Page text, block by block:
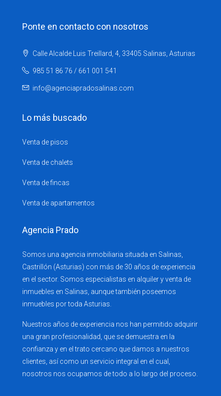
Ponte en contacto con nosotros
Calle Alcalde Luis Treillard, 4, 33405 Salinas, Asturias
985 51 86 76 / 661 001 541
info@agenciapradosalinas.com
Lo más buscado
Venta de pisos
Venta de chalets
Venta de fincas
Venta de apartamentos
Agencia Prado
Somos una agencia inmobiliaria situada en Salinas,
Castrillón (Asturias) con más de 30 años de experiencia
en el sector. Somos especialistas en alquiler y venta de
inmuebles en Salinas, aunque también poseemos
inmuebles por toda Asturias.
Nuestros años de experiencia nos han permitido adquirir
una gran profesionalidad, que se demuestra en la
confianza y en el trato cercano que damos a nuestros
clientes, así como un servicio integral en el cual,
nosotros nos ocupamos de todo a lo largo del proceso.